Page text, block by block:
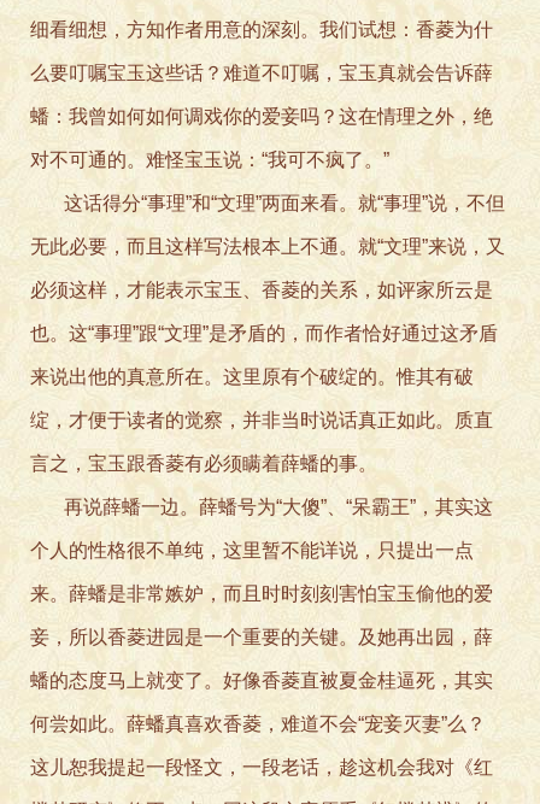
细看细想，方知作者用意的深刻。我们试想：香菱为什
么要叮嘱宝玉这些话？难道不叮嘱，宝玉真就会告诉薛
蟠：我曾如何如何调戏你的爱妾吗？这在情理之外，绝
对不可通的。难怪宝玉说：“我可不疯了。”
这话得分“事理”和“文理”两面来看。就“事理”说，不但
无此必要，而且这样写法根本上不通。就“文理”来说，又
必须这样，才能表示宝玉、香菱的关系，如评家所云是
也。这“事理”跟“文理”是矛盾的，而作者恰好通过这矛盾
来说出他的真意所在。这里原有个破绽的。惟其有破
绽，才便于读者的觉察，并非当时说话真正如此。质直
言之，宝玉跟香菱有必须瞒着薛蟠的事。
再说薛蟠一边。薛蟠号为“大傻”、“呆霸王”，其实这
个人的性格很不单纯，这里暂不能详说，只提出一点
来。薛蟠是非常嫉妒，而且时时刻刻害怕宝玉偷他的爱
妾，所以香菱进园是一个重要的关键。及她再出园，薛
蟠的态度马上就变了。好像香菱直被夏金桂逼死，其实
何尝如此。薛蟠真喜欢香菱，难道不会“宠妾灭妻”么？
这儿恕我提起一段怪文，一段老话，趁这机会我对《红